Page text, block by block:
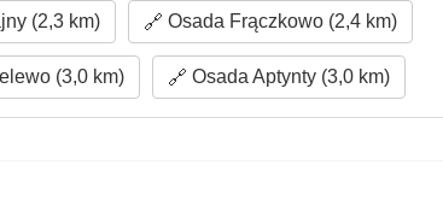
(2,3 km) Osada Frączkowo (2,4 km)
(3,0 km) Osada Aptynty (3,0 km)